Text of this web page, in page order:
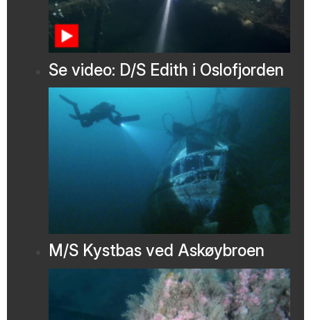
Se video: D/S Edith i Oslofjorden
M/S Kystbas ved Askøybroen